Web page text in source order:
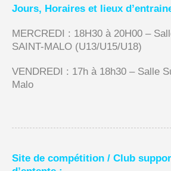
Jours, Horaires et lieux
MERCREDI : 18H30 à 20H00 –
SAINT-MALO (U13/U15/U18)
VENDREDI : 17h à 18h30 – Salle
Malo
Site de compétition / Club